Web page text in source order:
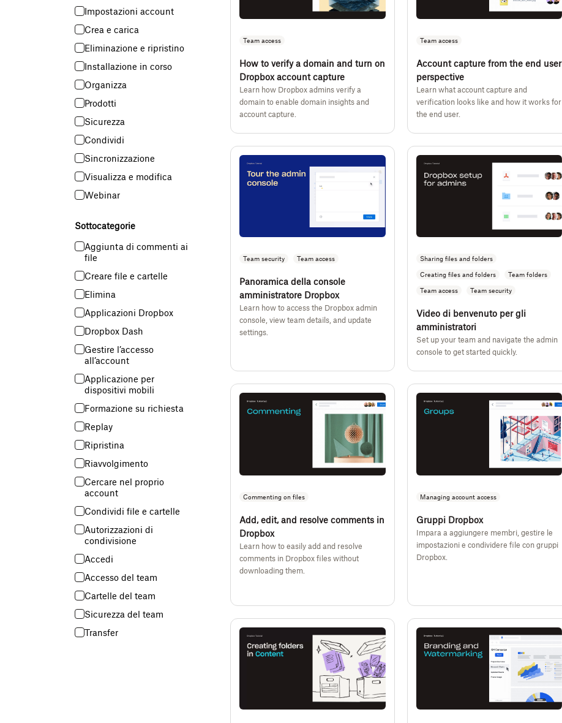
Impostazioni account
Crea e carica
Eliminazione e ripristino
Installazione in corso
Organizza
Prodotti
Sicurezza
Condividi
Sincronizzazione
Visualizza e modifica
Webinar
Sottocategorie
Aggiunta di commenti ai
file
Creare file e cartelle
Elimina
Applicazioni Dropbox
Dropbox Dash
Gestire l’accesso
all’account
Applicazione per
dispositivi mobili
Formazione su richiesta
Replay
Ripristina
Riavvolgimento
Cercare nel proprio
account
Condividi file e cartelle
Autorizzazioni di
condivisione
Accedi
Accesso del team
Cartelle del team
Sicurezza del team
Transfer
Team access
How to verify a domain and turn on
Dropbox account capture
Learn how Dropbox admins verify a
domain to enable domain insights and
account capture.
Team access
Account capture from the end user
perspective
Learn what account capture and
verification looks like and how it works for
the end user.
Team security Team access
Panoramica della console
amministratore Dropbox
Learn how to access the Dropbox admin
console, view team details, and update
settings.
Sharing files and folders
Creating files and folders Team folders
Team access Team security
Video di benvenuto per gli
amministratori
Set up your team and navigate the admin
console to get started quickly.
Commenting on files
Add, edit, and resolve comments in
Dropbox
Learn how to easily add and resolve
comments in Dropbox files without
downloading them.
Managing account access
Gruppi Dropbox
Impara a aggiungere membri, gestire le
impostazioni e condividere file con gruppi
Dropbox.